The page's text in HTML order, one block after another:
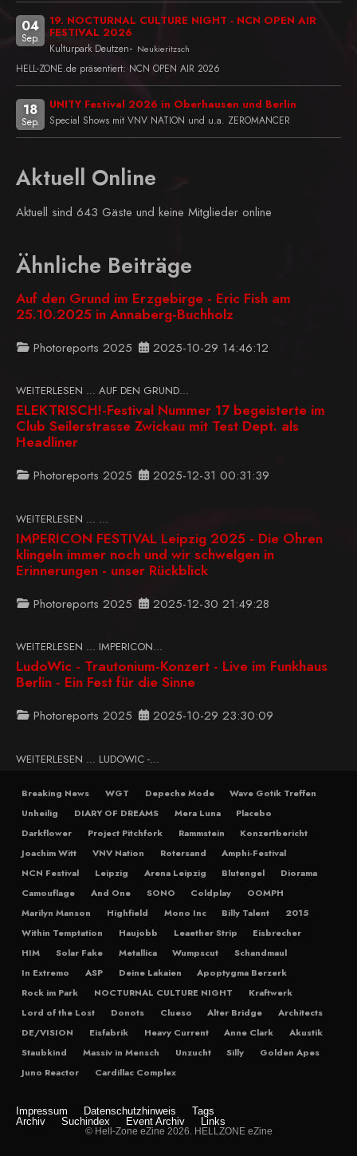
04
Sep.
19. NOCTURNAL CULTURE NIGHT - NCN OPEN AIR
FESTIVAL 2026
Kulturpark Deutzen- Neukieritzsch
HELL-ZONE.de präsentiert: NCN OPEN AIR 2026
18
Sep.
UNITY Festival 2026 in Oberhausen und Berlin
Special Shows mit VNV NATION und u.a. ZEROMANCER
Aktuell Online
Aktuell sind 643 Gäste und keine Mitglieder online
Ähnliche Beiträge
Auf den Grund im Erzgebirge - Eric Fish am
25.10.2025 in Annaberg-Buchholz
Photoreports 2025 2025-10-29 14:46:12
WEITERLESEN … AUF DEN GRUND...
ELEKTRISCH!-Festival Nummer 17 begeisterte im
Club Seilerstrasse Zwickau mit Test Dept. als
Headliner
Photoreports 2025 2025-12-31 00:31:39
WEITERLESEN … ...
IMPERICON FESTIVAL Leipzig 2025 - Die Ohren
klingeln immer noch und wir schwelgen in
Erinnerungen - unser Rückblick
Photoreports 2025 2025-12-30 21:49:28
WEITERLESEN … IMPERICON...
LudoWic - Trautonium-Konzert - Live im Funkhaus
Berlin - Ein Fest für die Sinne
Photoreports 2025 2025-10-29 23:30:09
WEITERLESEN … LUDOWIC -...
Breaking News WGT Depeche Mode
Wave Gotik Treffen
Unheilig
DIARY OF DREAMS Mera Luna
Placebo
Darkflower
Project Pitchfork Rammstein
Konzertbericht
Joachim Witt
VNV Nation Rotersand
Amphi-Festival
NCN Festival
Leipzig Arena Leipzig Blutengel
Diorama
Camouflage
And One SONO Coldplay
OOMPH
Marilyn Manson
Highfield Mono Inc Billy Talent
2015
Within Temptation
Haujobb Leaether Strip
Eisbrecher
HIM
Solar Fake Metallica Wumpscut
Schandmaul
In Extremo
ASP Deine Lakaien
Apoptygma Berzerk
Rock im Park
NOCTURNAL CULTURE NIGHT
Kraftwerk
Lord of the Lost
Donots Clueso Alter Bridge
Architects
DE/VISION
Eisfabrik Heavy Current Anne Clark
Akustik
Staubkind
Massiv in Mensch Unzucht Silly
Golden Apes
Juno Reactor
Cardillac Complex
Impressum Datenschutzhinweis
Tags
Archiv
Suchindex Event Archiv Links
© Hell-Zone eZine 2026. HELLZONE eZine